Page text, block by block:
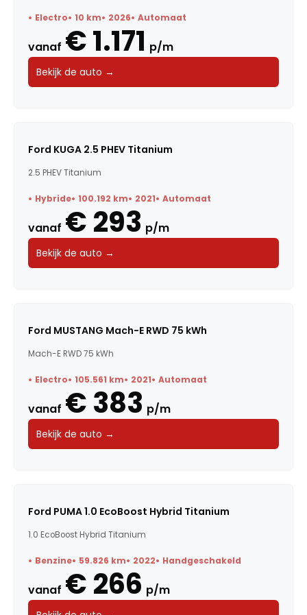
Electro 10 km 2026 Automaat
vanaf € 1.171 p/m
Bekijk de auto →
Ford KUGA 2.5 PHEV Titanium
2.5 PHEV Titanium
Hybride 100.192 km 2021 Automaat
vanaf € 293 p/m
Bekijk de auto →
Ford MUSTANG Mach-E RWD 75 kWh
Mach-E RWD 75 kWh
Electro 105.561 km 2021 Automaat
vanaf € 383 p/m
Bekijk de auto →
Ford PUMA 1.0 EcoBoost Hybrid Titanium
1.0 EcoBoost Hybrid Titanium
Benzine 59.826 km 2022 Handgeschakeld
vanaf € 266 p/m